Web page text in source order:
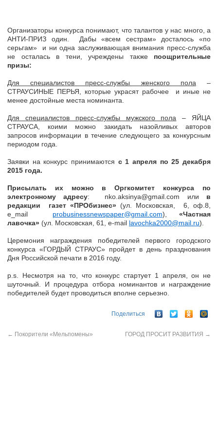
Организаторы конкурса понимают, что талантов у нас много, а
АНТИ-ПРИЗ один. Дабы «всем сестрам» досталось «по
серьгам» и ни одна заслуживающая внимания пресс-служба
не осталась в тени, учреждены также поощрительные
призы:
Для специалистов пресс-службы женского пола–
СТРАУСИНЫЕ ПЕРЬЯ, которые украсят рабочее и иные не
менее достойные места номинанта.
Для специалистов пресс-службы мужского пола – ЯЙЦА
СТРАУСА, коими можно закидать назойливых авторов
запросов информации в течение следующего за конкурсным
периодом года.
Заявки на конкурс принимаются с 1 апреля по 25 декабря
2015 года.
Присылать их можно в Оргкомитет конкурса по
электронному адресу: nko.aksinya@gmail.com или в
редакции газет «ПРОбизнес»(ул. Московская, 6, оф.8,
e_mail probusinessnewspaper@gmail.com),«Частная
лавочка» (ул. Московская, 61, e-mail lavochka2000@mail.ru).
Церемония награждения победителей первого городского
конкурса «ГОРДЫЙ СТРАУС» пройдет в день празднования
Дня Российской печати в 2016 году.
p.s. Несмотря на то, что конкурс стартует 1 апреля, он не
шуточный. И процедура отбора номинантов и награждение
победителей будет проводиться вполне серьезно.
Поделиться
← Покорители «Мельпомены» ГОРОД ПРОСИТ РАЗВИТИЯ →